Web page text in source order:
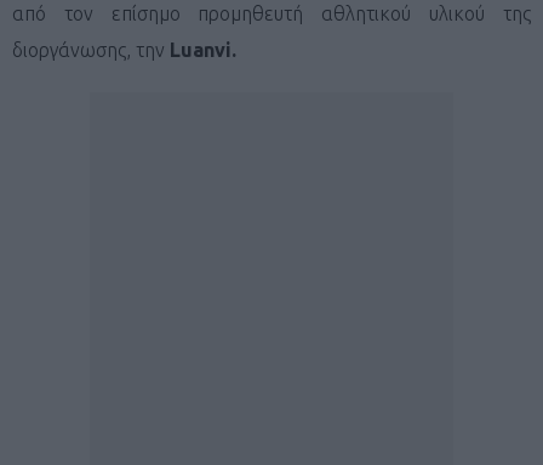
από τον επίσημο προμηθευτή αθλητικού υλικού της
διοργάνωσης, την Luanvi.